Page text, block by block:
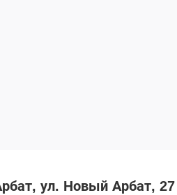
ул. Новый Арбат, 27